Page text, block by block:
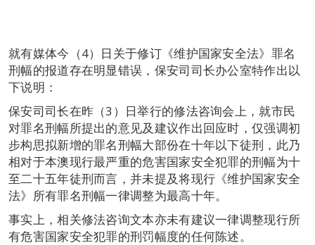
就有媒体今（4）日关于修订《维护国家安全法》罪名
刑幅的报道存在明显错误，保安司司长办公室特作出以
下说明：
保安司司长在昨（3）日举行的修法咨询会上，就市民
对罪名刑幅所提出的意见及建议作出回应时，仅强调初
步构思拟新增的罪名刑幅大部份在十年以下徒刑，此乃
相对于本澳现行最严重的危害国家安全犯罪的刑幅为十
至二十五年徒刑而言，并未提及将现行《维护国家安全
法》所有罪名刑幅一律调整为最高十年。
事实上，相关修法咨询文本亦未有建议一律调整现行所
有危害国家安全犯罪的刑罚幅度的任何陈述。